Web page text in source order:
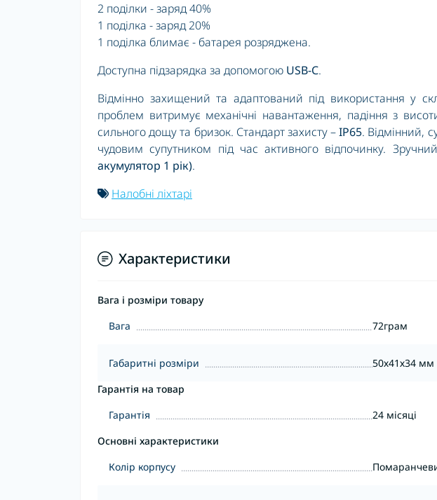
2 поділки - заряд 40%
1 поділка - заряд 20%
1 поділка блимає - батарея розряджена.
Доступна підзарядка за допомогою USB-С.
Відмінно захищений та адаптований під використання у
проблем витримує механічні навантаження, падіння з
сильного дощу та бризок. Стандарт захисту –IP65. Відмінний,
чудовим супутником під час активного відпочинку. Зручний
акумулятор 1 рік).
Налобні ліхтарі
Характеристики
Вага і розміри товару
Вага
72грам
Габаритні розміри
50х41х34 мм
Гарантія на товар
Гарантія
24 місяці
Основні характеристики
Колір корпусу